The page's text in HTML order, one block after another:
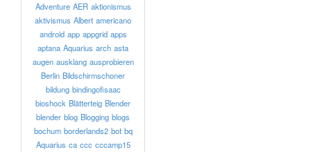
Adventure AER aktionismus
aktivismus Albert americano
android app appgrid apps
aptana Aquarius arch asta
augen ausklang ausprobieren
Berlin Bildschirmschoner
bildung bindingofisaac
bioshock Blätterteig Blender
blender blog Blogging blogs
bochum borderlands2 bot bq
Aquarius ca ccc cccamp15